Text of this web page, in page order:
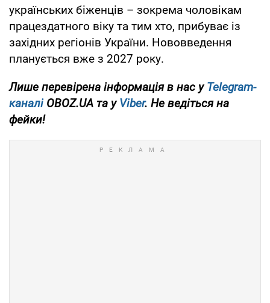
українських біженців – зокрема чоловікам
працездатного віку та тим хто, прибуває із
західних регіонів України. Нововведення
планується вже з 2027 року.
Лише перевірена інформація в нас уTelegram-
каналіOBOZ.UA та уViber. Не ведіться на
фейки!